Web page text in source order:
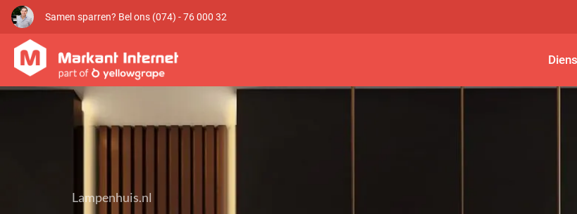
Samen sparren? Bel ons (074) - 76 000 32
Lampenhuis.nl